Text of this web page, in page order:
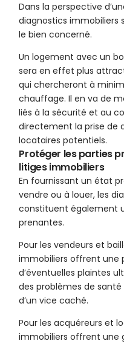
Dans la perspective
diagnostics immobiliers
le bien concerné.
Un logement avec un
sera en effet plus
qui chercheront à
chauffage. Il en va de
liés à la sécurité et au
directement la prise de
locataires potentiels.
Protéger les parties
litiges immobiliers
En fournissant un état
vendre ou à louer, les
constituent également
prenantes.
Pour les vendeurs et
immobiliers offrent une
d’éventuelles plaintes
des problèmes de
d’un vice caché.
Pour les acquéreurs et
immobiliers offrent une